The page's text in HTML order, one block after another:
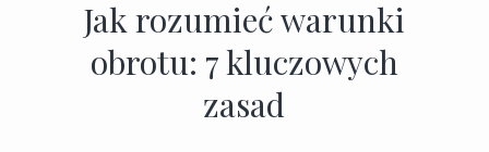
Jak rozumieć warunki
obrotu: 7 kluczowych
zasad